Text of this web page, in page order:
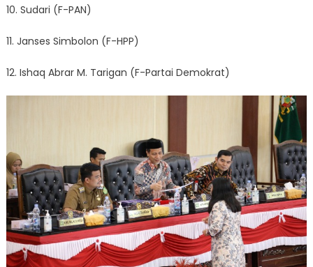
10. Sudari (F-PAN)
11. Janses Simbolon (F-HPP)
12. Ishaq Abrar M. Tarigan (F-Partai Demokrat)